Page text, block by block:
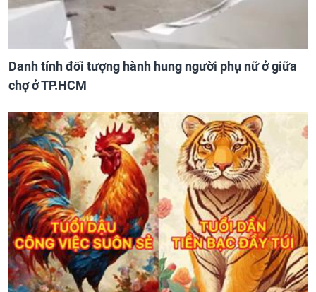
Danh tính đối tượng hành hung người phụ nữ ở giữa
chợ ở TP.HCM